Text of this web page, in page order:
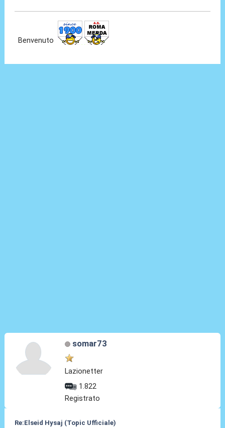
Benvenuto
somar73
Lazionetter
1.822
Registrato
Re:Elseid Hysaj (Topic Ufficiale)